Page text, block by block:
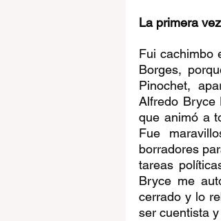
La primera
Fui cachimbo
Borges,
Pinochet,
Alfredo Bryce
que animó a
Fue
borradores
tareas
Bryce me
cerrado y lo
ser cuentista